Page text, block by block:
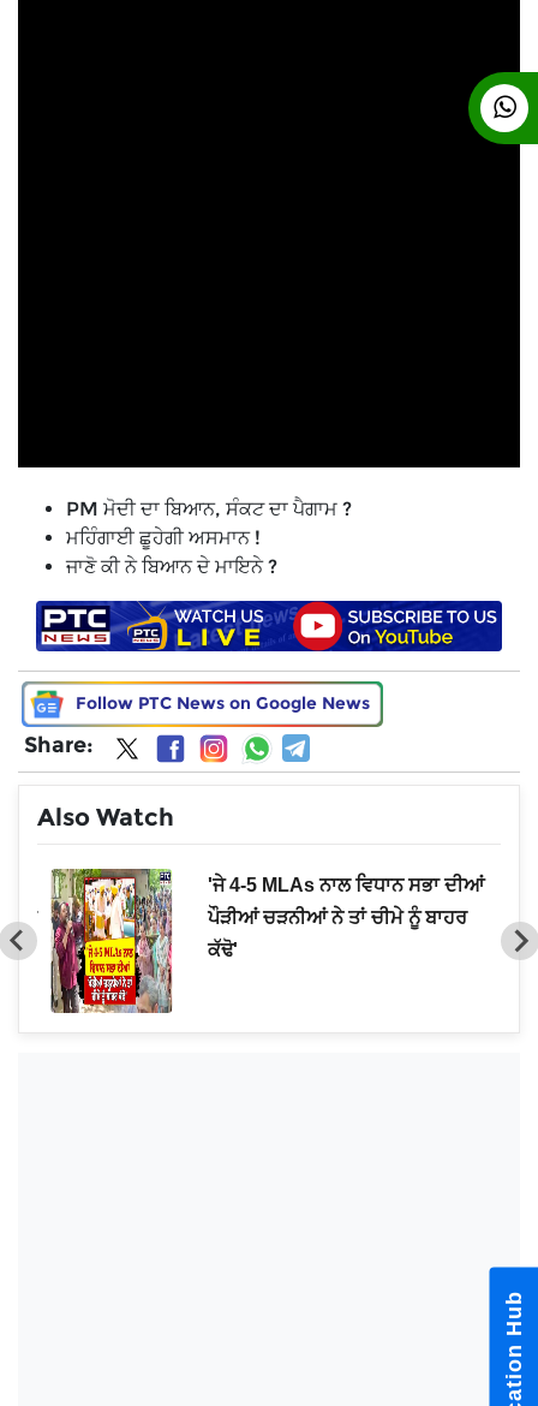
PM ਮੋਦੀ ਦਾ ਬਿਆਨ, ਸੰਕਟ ਦਾ ਪੈਗਾਮ ?
ਮਹਿੰਗਾਈ ਛੂਹੇਗੀ ਅਸਮਾਨ !
ਜਾਣੋ ਕੀ ਨੇ ਬਿਆਨ ਦੇ ਮਾਇਨੇ ?
Follow PTC News on Google News
Share:
Also Watch
'ਜੇ 4-5 MLAs ਨਾਲ ਵਿਧਾਨ ਸਭਾ ਦੀਆਂ
ਪੌੜੀਆਂ ਚੜਨੀਆਂ ਨੇ ਤਾਂ ਚੀਮੇ ਨੂੰ ਬਾਹਰ
ਕੱਢੋ'